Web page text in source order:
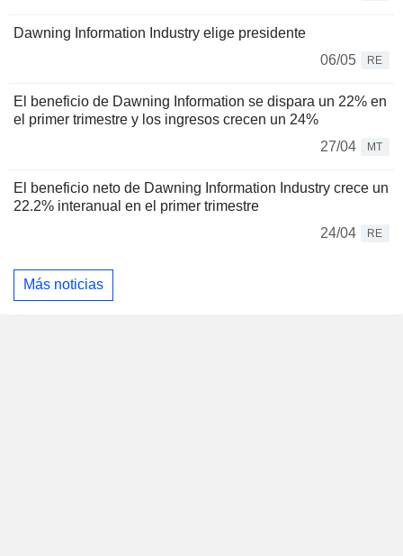
Dawning Information Industry elige presidente
06/05
RE
El beneficio de Dawning Information se dispara un 22% en
el primer trimestre y los ingresos crecen un 24%
27/04
MT
El beneficio neto de Dawning Information Industry crece un
22.2% interanual en el primer trimestre
24/04
RE
Más noticias